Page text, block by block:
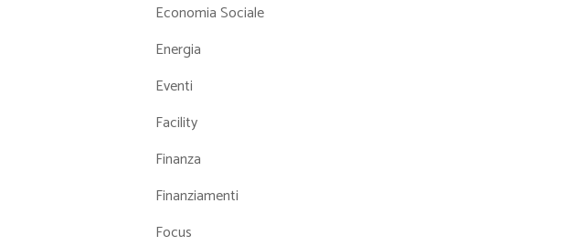
Economia Sociale
Energia
Eventi
Facility
Finanza
Finanziamenti
Focus